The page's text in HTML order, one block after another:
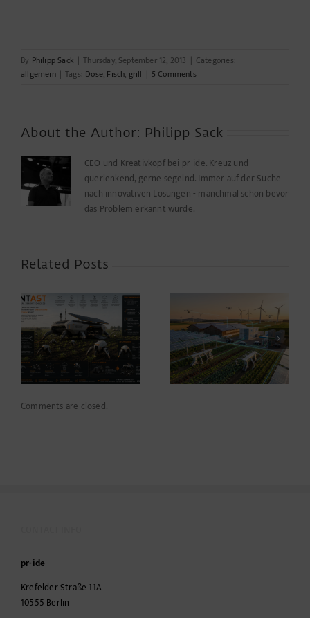
By Philipp Sack | Thursday, September 12, 2013 | Categories:
allgemein | Tags: Dose, Fisch, grill | 5 Comments
About the Author: Philipp Sack
CEO und Kreativkopf bei pr-ide. Kreuz und
querlenkend, gerne segelnd. Immer auf der Suche
nach innovativen Lösungen - manchmal schon bevor
das Problem erkannt wurde.
Related Posts
Warum die
Energiewende auf
dem Acker nicht im
Motorraum beginnt
Agriculture 2035 –
Thoughts on the
Future ahead of
Agritechnica*
Comments are closed.
pr-ide
Krefelder Straße 11A
10555 Berlin